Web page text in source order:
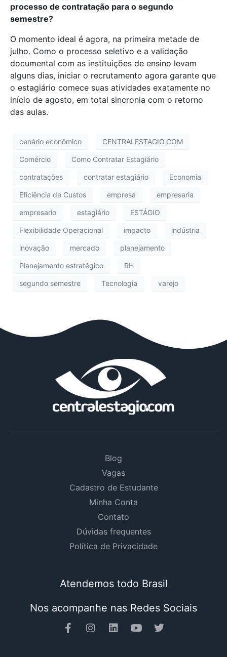
processo de contratação para o segundo
semestre?
O momento ideal é agora, na primeira metade de
julho. Como o processo seletivo e a validação
documental com as instituições de ensino levam
alguns dias, iniciar o recrutamento agora garante que
o estagiário comece suas atividades exatamente no
início de agosto, em total sincronia com o retorno
das aulas.
cenário econômico CENTRALESTAGIO.COM
Comércio Como Contratar Estagiário
contratações contratar estagiário Economia
Eficiência de Custos empresa empresaria
empresario estagiário ESTÁGIO
Flexibilidade Operacional impacto indústria
inovação mercado planejamento
Planejamento estratégico RH
segundo semestre Tecnologia varejo
Blog
Vagas
Cadastro de Estudante
Minha Conta
Contato
Dúvidas frequentes
Política de Privacidade
Atendemos todo Brasil
Nos acompanhe nas Redes Sociais